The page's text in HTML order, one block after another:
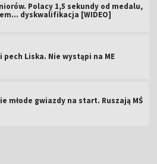
Polacy 1,5 sekundy od medalu,
dyskwalifikacja [WIDEO]
pech Liska. Nie wystąpi na ME
młode gwiazdy na start. Ruszają MŚ